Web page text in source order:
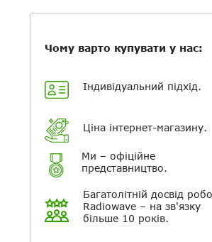
Чому варто купувати у нас:
Індивідуальний підхід.
Ціна інтернет-магазину.
Ми – офіційне
представництво.
Багатолітній досвід
Radiowave – на зв'язку
більше 10 років.